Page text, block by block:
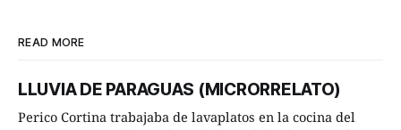
READ MORE
LLUVIA DE PARAGUAS (MICRORRELATO)
Perico Cortina trabajaba de lavaplatos en la cocina del